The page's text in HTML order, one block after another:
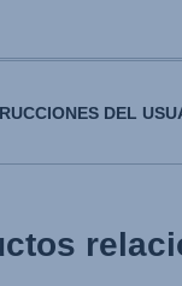
DEL